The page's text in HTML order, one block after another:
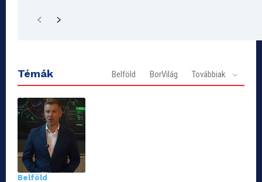
Témák Belföld BorVilág Továbbiak
Belföld